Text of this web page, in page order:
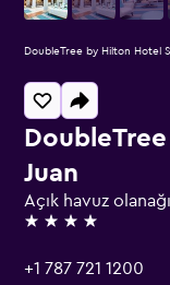
Juan
Açık havuz
4 yıldız
+1 787 721 1200
DoubleTree by Hilton Hotel